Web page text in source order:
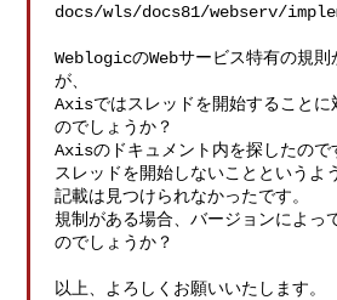
docs/wls/docs81/webserv/
WeblogicのWebサービス特有の規則
が、
Axisではスレッドを開始することに
のでしょうか？
Axisのドキュメント内を探したので
スレッドを開始しないことというよ
記載は見つけられなかったです。
規制がある場合、バージョンによっ
のでしょうか？
以上、よろしくお願いいたします。